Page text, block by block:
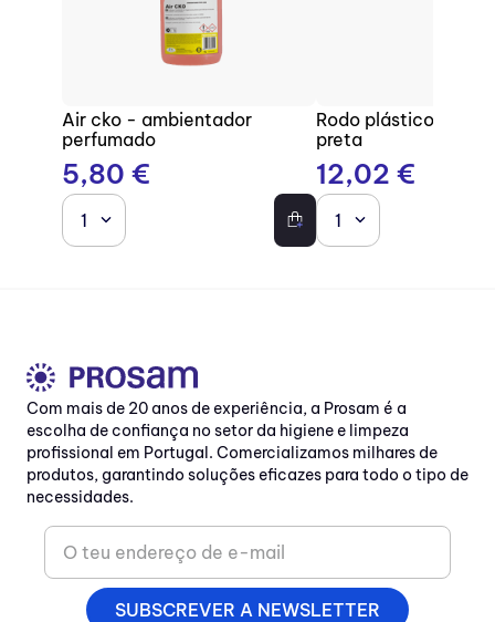
Air cko - ambientador
perfumado
5,80 €
1
Rodo plástico com
preta
12,02 €
1
Com mais de 20 anos de experiência, a Prosam é a
escolha de confiança no setor da higiene e limpeza
profissional em Portugal. Comercializamos milhares de
produtos, garantindo soluções eficazes para todo o tipo de
necessidades.
SUBSCREVER A NEWSLETTER